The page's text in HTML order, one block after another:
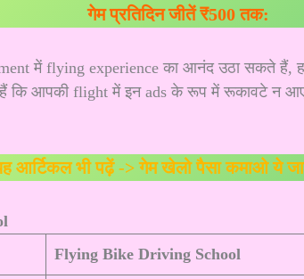
गेम प्रतिदिन जीतें ₹500 तक:
में flying experience का आनंद उठा सकते हैं,
कि आपकी flight में इन ads के रूप में रूकावटे न आए
आर्टिकल भी पढ़ें ->गेम खेलो पैसा कमाओ ये
Flying Bike Driving School